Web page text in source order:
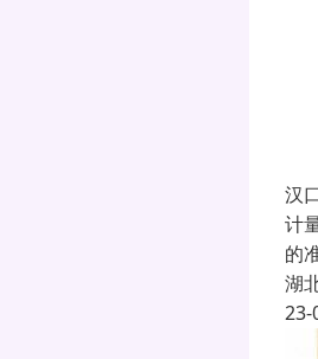
汉
计
的
湖
23-